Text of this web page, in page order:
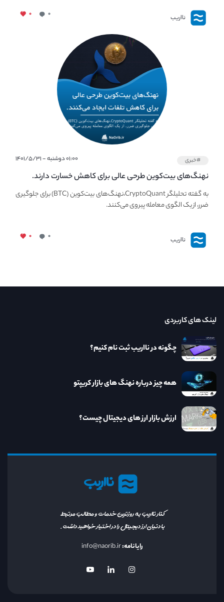
نااریب ۰ ۰
#خبری ۰۱:۰۰ دوشنبه - ۱۴۰۱/۵/۳۱
نهنگ‌های بیت‌کوین طرحی عالی برای کاهش خسارت دارند.
به گفته تحلیلگر CryptoQuant،نهنگ‌های بیت‌کوین (BTC) برای جلوگیری
ضرر، از یک الگوی معامله پیروی می‌کنند.
نااریب ۰ ۰
نااریب
کنار نااریب به روزترین خدمات و مطالب مرتبط
با دنیای ارز دیجیتال را در اختیار خواهید داشت.
رایانامه:info@naorib.ir
لینک های کاربردی
چگونه در نااریب ثبت نام کنیم؟
همه چیز درباره نهنگ های بازار کریپتو
ارزش بازار ارز های دیجیتال چیست؟